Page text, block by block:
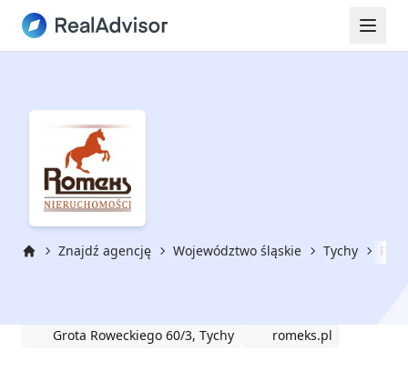
Znajdź agencję Województwo śląskie Tychy
Grota Roweckiego 60/3, Tychy romeks.pl